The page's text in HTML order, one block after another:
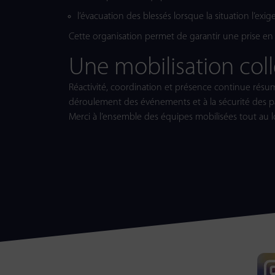
l’évacuation des blessés lorsque la situation l’exige
Cette organisation permet de garantir une prise
Une mobilisation
Réactivité, coordination et présence continue
déroulement des événements et à la sécurité des
Merci à l’ensemble des équipes mobilisées tout au